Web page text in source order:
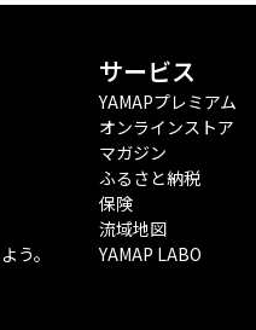
う。
サービス
YAMAPプレミアム
オンラインストア
マガジン
ふるさと納税
保険
流域地図
YAMAP LABO